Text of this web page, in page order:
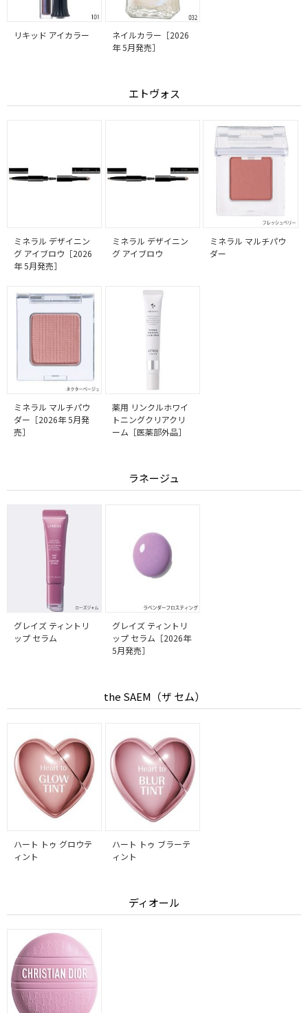
リキッド アイカラー
ネイルカラー［2026
年 5月発売］
エトヴォス
ミネラル デザイニン
グ アイブロウ［2026
年 5月発売］
ミネラル デザイニン
グ アイブロウ
ミネラル マルチパウ
ダー
ミネラル マルチパウ
ダー［2026年 5月発
売］
薬用 リンクルホワイ
トニングクリアクリ
ーム［医薬部外品］
ラネージュ
グレイズ ティントリ
ップ セラム
グレイズ ティントリ
ップ セラム［2026年
5月発売］
the SAEM（ザ セム）
ハート トゥ グロウテ
ィント
ハート トゥ ブラーテ
ィント
ディオール